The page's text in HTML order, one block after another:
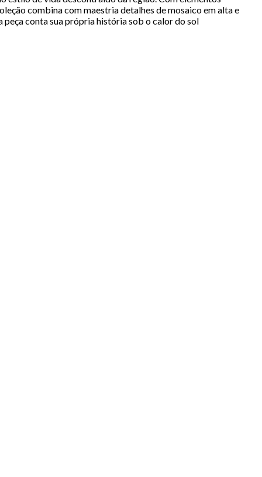
combina com maestria detalhes de mosaico em alta e
conta sua própria história sob o calor do sol